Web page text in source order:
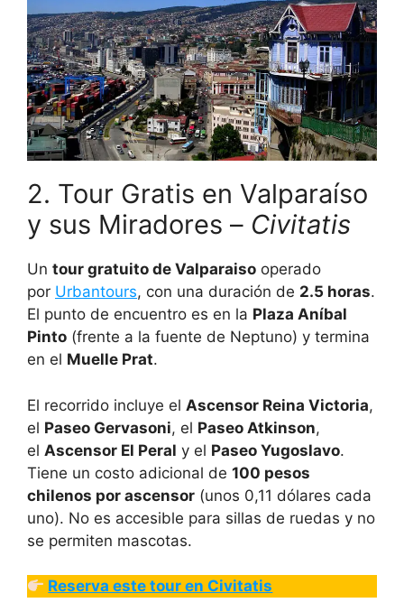
2. Tour Gratis en Valparaíso
y sus Miradores – Civitatis
Un tour gratuito de Valparaiso operado
por Urbantours, con una duración de 2.5 horas.
El punto de encuentro es en la Plaza Aníbal
Pinto (frente a la fuente de Neptuno) y termina
en el Muelle Prat.
El recorrido incluye el Ascensor Reina Victoria,
el Paseo Gervasoni, el Paseo Atkinson,
el Ascensor El Peral y el Paseo Yugoslavo.
Tiene un costo adicional de 100 pesos
chilenos por ascensor (unos 0,11 dólares cada
uno). No es accesible para sillas de ruedas y no
se permiten mascotas.
Reserva este tour en Civitatis